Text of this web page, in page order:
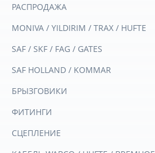
РАСПРОДАЖА
MONIVA / YILDIRIM / TRAX / HUFTE
SAF / SKF / FAG / GATES
SAF HOLLAND / KOMMAR
БРЫЗГОВИКИ
ФИТИНГИ
СЦЕПЛЕНИЕ